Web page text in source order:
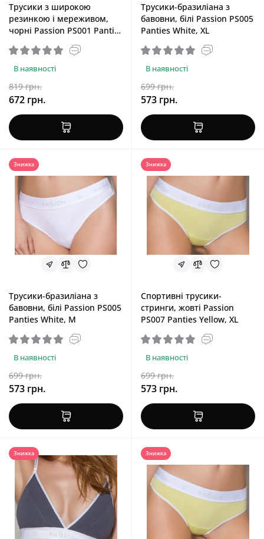
Трусики з широкою
резинкою і мереживом,
чорні Passion PS001 Panties
В наявності
819 грн.
672 грн.
Трусики-бразиліана з
бавовни, білі Passion PS005
Panties White, XL
В наявності
699 грн.
573 грн.
Знижка
Трусики-бразиліана з
бавовни, білі Passion PS005
Panties White, M
В наявності
699 грн.
573 грн.
Знижка
Спортивні трусики-
стринги, жовті Passion
PS007 Panties Yellow, XL
В наявності
699 грн.
573 грн.
Знижка Знижка